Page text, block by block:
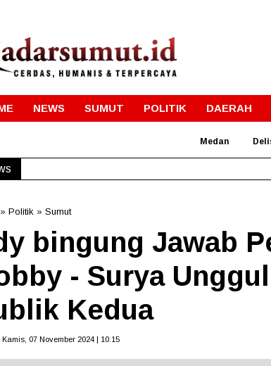
NEWS SUMUT POLITIK DAERAH
Medan
» Politik » Sumut
bingung Jawab
- Surya
Kedua
07 November 2024 | 10.15